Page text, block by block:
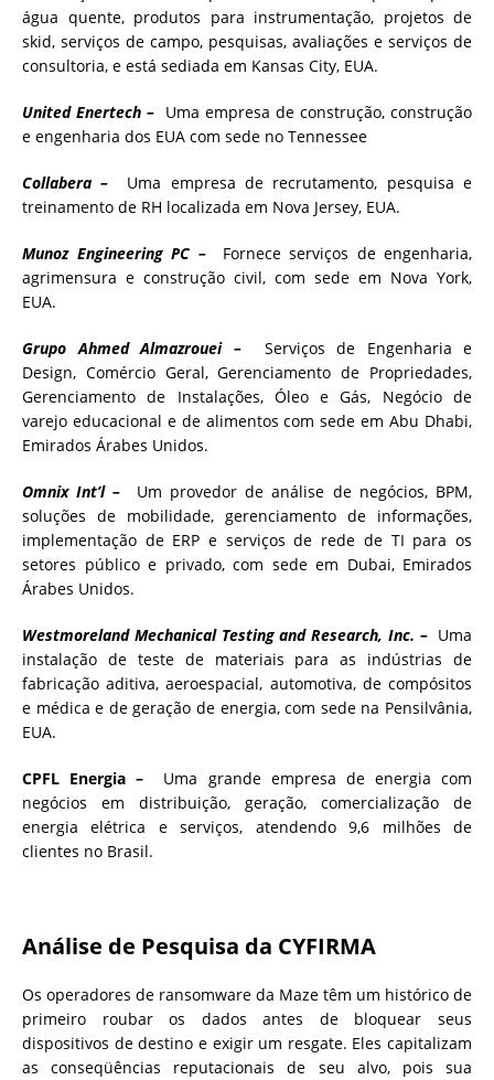
água quente, produtos para instrumentação, projetos de
skid, serviços de campo, pesquisas, avaliações e serviços de
consultoria, e está sediada em Kansas City, EUA.
United Enertech – Uma empresa de construção, construção
e engenharia dos EUA com sede no Tennessee
Collabera –
Uma empresa de recrutamento, pesquisa e
treinamento de RH localizada em Nova Jersey, EUA.
Munoz Engineering PC –
Fornece serviços de engenharia,
agrimensura e construção civil, com sede em Nova York,
EUA.
Grupo Ahmed Almazrouei –
Serviços de Engenharia e
Design, Comércio Geral, Gerenciamento de Propriedades,
Gerenciamento de Instalações, Óleo e Gás, Negócio de
varejo educacional e de alimentos com sede em Abu Dhabi,
Emirados Árabes Unidos.
Omnix Int’l –
Um provedor de análise de negócios, BPM,
soluções de mobilidade, gerenciamento de informações,
implementação de ERP e serviços de rede de TI para os
setores público e privado, com sede em Dubai, Emirados
Árabes Unidos.
Westmoreland Mechanical Testing and Research, Inc. – Uma
instalação de teste de materiais para as indústrias de
fabricação aditiva, aeroespacial, automotiva, de compósitos
e médica e de geração de energia, com sede na Pensilvânia,
EUA.
CPFL Energia –
Uma grande empresa de energia com
negócios em distribuição, geração, comercialização de
energia elétrica e serviços, atendendo 9,6 milhões de
clientes no Brasil.
Análise de Pesquisa da CYFIRMA
Os operadores de ransomware da Maze têm um histórico de
primeiro roubar os dados antes de bloquear seus
dispositivos de destino e exigir um resgate. Eles capitalizam
as conseqüências reputacionais de seu alvo, pois sua